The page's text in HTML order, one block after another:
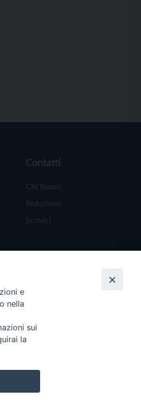
Contatti
Chi Siamo
Redazione
Scrivici
e
nella
sui
la